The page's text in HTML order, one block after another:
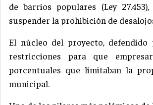
de barrios populares (Ley
suspender la prohibición de
El núcleo del proyecto,
restricciones para que
porcentuales que limitaban la
municipal.